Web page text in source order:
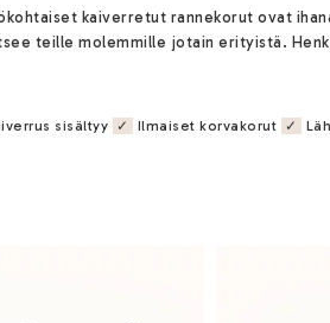
kaiverretut rannekorut ovat
teille molemmille jotain erityistä.
sisältyy ✓ Ilmaiset korvakorut ✓